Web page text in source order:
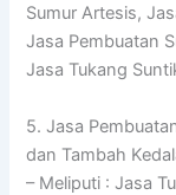
Sumur Artesis,
Jasa Pembuatan
Jasa Tukang
5. Jasa
dan Tambah
– Meliputi : Jasa